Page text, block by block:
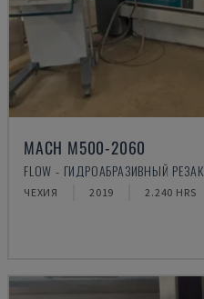
MACH M500-2060
FLOW - ГИДРОАБРАЗИВНЫЙ РЕЗАК
ЧЕХИЯ 2019 2.240 HRS